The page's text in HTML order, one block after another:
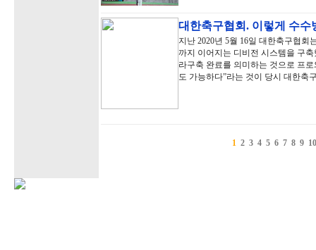
대한축구협회. 이렇게 수
지난 2020년 5월 16일 대한축구협
까지 이어지는 디비전 시스템을 구
라구축 완료를 의미하는 것으로 프
도 가능하다”라는 것이 당시 대한축
1 2 3 4 5 6 7 8 9 10